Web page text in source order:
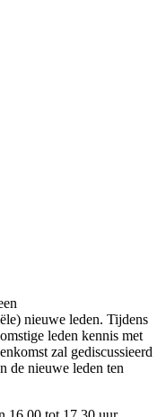
nieuwe leden. Tijdens
leden kennis met
zal gediscussieerd
de nieuwe leden ten